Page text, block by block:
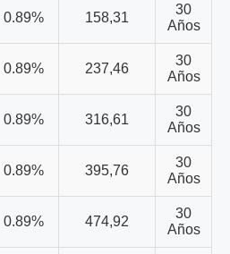
0.89% 158,31
30
Años
0.89% 237,46
30
Años
0.89% 316,61
30
Años
0.89% 395,76
30
Años
0.89% 474,92
30
Años